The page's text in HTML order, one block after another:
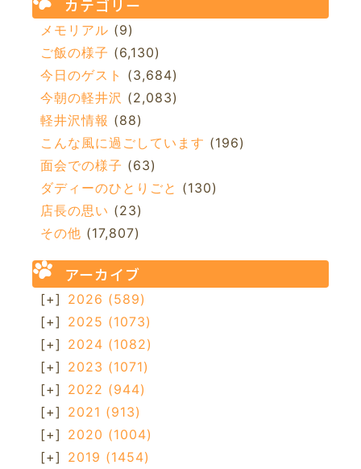
カテゴリー
メモリアル (9)
ご飯の様子 (6,130)
今日のゲスト (3,684)
今朝の軽井沢 (2,083)
軽井沢情報 (88)
こんな風に過ごしています (196)
面会での様子 (63)
ダディーのひとりごと (130)
店長の思い (23)
その他 (17,807)
アーカイブ
[+] 2026 (589)
[+] 2025 (1073)
[+] 2024 (1082)
[+] 2023 (1071)
[+] 2022 (944)
[+] 2021 (913)
[+] 2020 (1004)
[+] 2019 (1454)